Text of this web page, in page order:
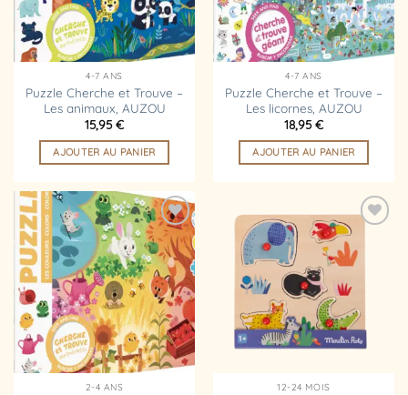
4-7 ANS
Puzzle Cherche et Trouve –
Les animaux, AUZOU
15,95€
AJOUTER AU PANIER
4-7 ANS
Puzzle Cherche et Trouve –
Les licornes, AUZOU
18,95€
AJOUTER AU PANIER
Ajouter
à la
liste
d’envies
2-4 ANS
Ajouter
à la
liste
12-24 MOIS